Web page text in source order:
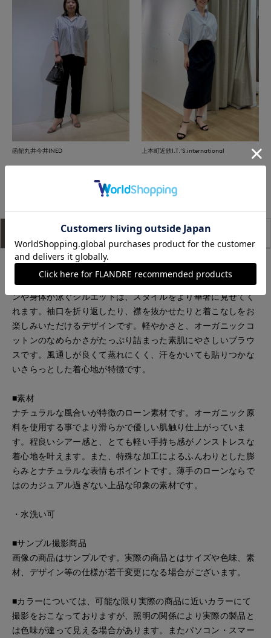
函館丸井今井INED 上本町近鉄I.T.'S.international
アイテム説明 サイズ詳細 購入レビュー
■デザイン
ニュアンスのあるプルオーバーシャツ。抜け感のある襟デザイ
ンや身体が泳ぐシルエットは、スタイルをより華奢に見せてく
れます。袖口を折り返したり、襟を抜かせたりと着こなしをお
楽しみいただけるデザインです。軽やかさと、オーガニックコ
ットンのなめらかさがたっぷり詰まった素肌にやさしいブラウ
スです。風通しが良くて蒸れにくく、汗をかいても貼りつかな
いさらっとした着心地が特徴です。
■素材
ナチュラルな風合いが特徴のローン素材です。オーガニック原
料を使用する事でより滑らかで優しい肌触り仕上がっていま
す。程良いシアー感と、とても軽い手持ち感がノンストレスな
着心地を叶えます。また、特殊な加工によるふんわりとした膨
らみとナチュラルな表情もポイントです。薄手のローンならで
はのカジュアル過ぎない上品な印象の素材です。
・水洗い可
■サンプル撮影商品
画像の商品はサンプルです。実際の商品とはサイズや色味、素
材、デザイン等の仕様が若干変更になる場合がございます。
■カラーについては、可能な限り実際の商品に近いカラーにて
撮影をおこなっておりますが、照明の関係により実際の製品と
は色味が違って見える場合があります。またパソコン・スマー